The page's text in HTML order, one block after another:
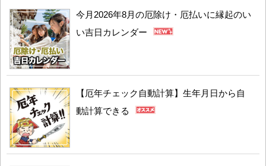
今月2026年8月の厄除け・厄払いに縁起のい
い吉日カレンダー
【厄年チェック自動計算】生年月日から自
動計算できる